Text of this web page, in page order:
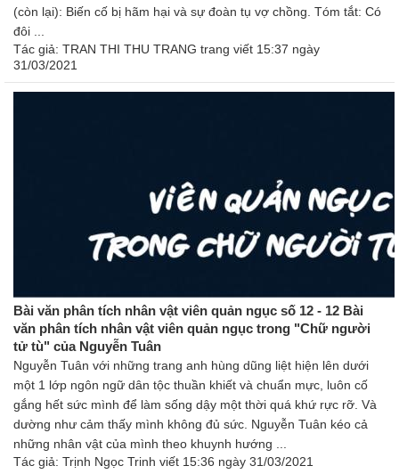
(còn lại): Biến cố bị hãm hại và sự đoàn tụ vợ chồng. Tóm tắt: Có
đôi ...
Tác giả: TRAN THI THU TRANG trang viết 15:37 ngày
31/03/2021
Bài văn phân tích nhân vật viên quản ngục số 12 - 12 Bài
văn phân tích nhân vật viên quản ngục trong "Chữ người
tử tù" của Nguyễn Tuân
Nguyễn Tuân với những trang anh hùng dũng liệt hiện lên dưới
một 1 lớp ngôn ngữ dân tộc thuần khiết và chuẩn mực, luôn cố
gắng hết sức mình để làm sống dậy một thời quá khứ rực rỡ. Và
dường như cảm thấy mình không đủ sức. Nguyễn Tuân kéo cả
những nhân vật của mình theo khuynh hướng ...
Tác giả: Trịnh Ngọc Trinh viết 15:36 ngày 31/03/2021